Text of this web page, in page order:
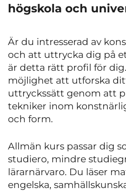
högskola och
Är du intresserad av
och att uttrycka dig på
är detta rätt profil för
möjlighet att utforska
uttryckssätt genom att
tekniker inom
och form.
Allmän kurs passar dig
studiero, mindre
lärarnärvaro. Du läser
engelska,